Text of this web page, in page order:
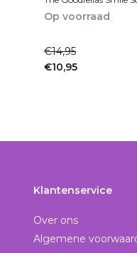
Op voorraad
€14,95
€10,95
Klantenservice
Over ons
Algemene